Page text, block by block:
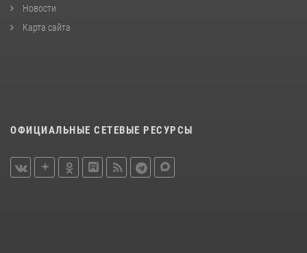
Новости
Карта сайта
ОФИЦИАЛЬНЫЕ СЕТЕВЫЕ РЕСУРСЫ